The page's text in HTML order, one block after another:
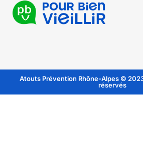
Atouts Prévention Rhône-Alpes ©
réservés